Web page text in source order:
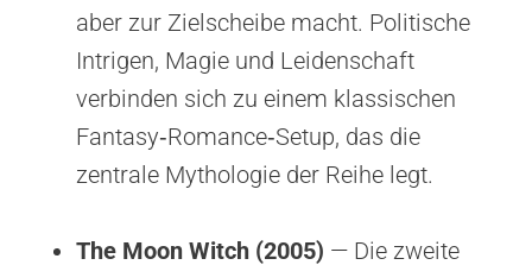
aber zur Zielscheibe macht. Politische
Intrigen, Magie und Leidenschaft
verbinden sich zu einem klassischen
Fantasy‑Romance‑Setup, das die
zentrale Mythologie der Reihe legt.
The Moon Witch (2005) — Die zweite